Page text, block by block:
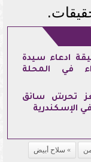
ادعاء سيدة
في المحلة
تحرش سائق
الإسكندرية
سلاح أبيض